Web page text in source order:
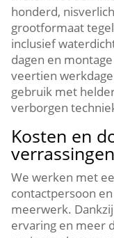
honderd,
grootformaat
inclusief
dagen en
veertien
gebruik met
verborgen
Kosten en
verrassingen
We werken met
contactpersoon
meerwerk.
ervaring en meer